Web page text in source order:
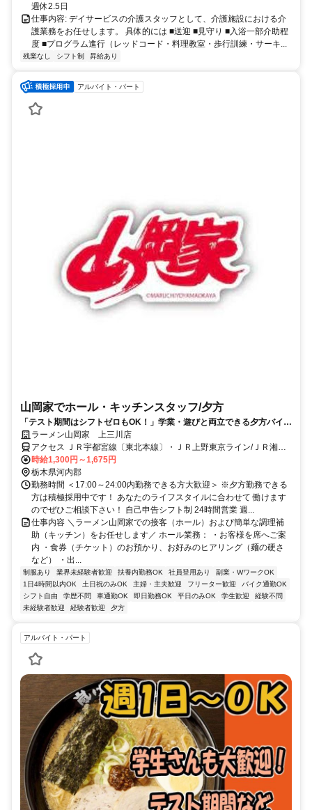
週休2.5日
仕事内容: デイサービスの介護スタッフとして、介護施設における介
護業務をお任せします。 具体的には ■送迎 ■見守り ■入浴一部介助程
度 ■プログラム進行（レッドコード・料理教室・歩行訓練・サーキ...
残業なし シフト制 昇給あり
アルバイト・パート
山岡家でホール・キッチンスタッフ/夕方
「テスト期間はシフトゼロもOK！」学業・遊びと両立できる夕方バイト
★高時給1,300円～（深夜は1,625円～）！初バイトの高校生・大学生が
多数活躍中！友達同士の応募も大歓迎です◎
ラーメン山岡家 上三川店
アクセス ＪＲ宇都宮線〔東北本線〕・ＪＲ上野東京ライン/ＪＲ湘南
新宿ライン 石橋（栃木県）東口徒歩約54分
時給1,300円～1,675円
栃木県河内郡
勤務時間 ＜17:00～24:00内勤務できる方大歓迎＞ ※夕方勤務できる
方は積極採用中です！ あなたのライフスタイルに合わせて 働けます
のでぜひご相談下さい！ 自己申告シフト制 24時間営業 週...
仕事内容 ＼ラーメン山岡家での接客（ホール）および簡単な調理補
助（キッチン）をお任せします／ ホール業務： ・お客様を席へご案
内 ・食券（チケット）のお預かり、お好みのヒアリング（麺の硬さ
など） ・出...
制服あり 業界未経験者歓迎 扶養内勤務OK 社員登用あり
副業・WワークOK
1日4時間以内OK
土日祝のみOK 主婦・主夫歓迎 フリーター歓迎
バイク通勤OK
シフト自由
学歴不問 車通勤OK 即日勤務OK 平日のみOK 学生歓迎
経験不問
未経験者歓迎
経験者歓迎 夕方
アルバイト・パート